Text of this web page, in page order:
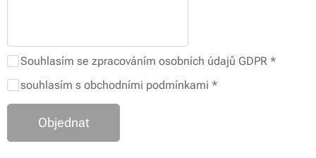
Souhlasím se zpracováním osobních údajů GDPR
souhlasím s obchodními podmínkami
Objednat